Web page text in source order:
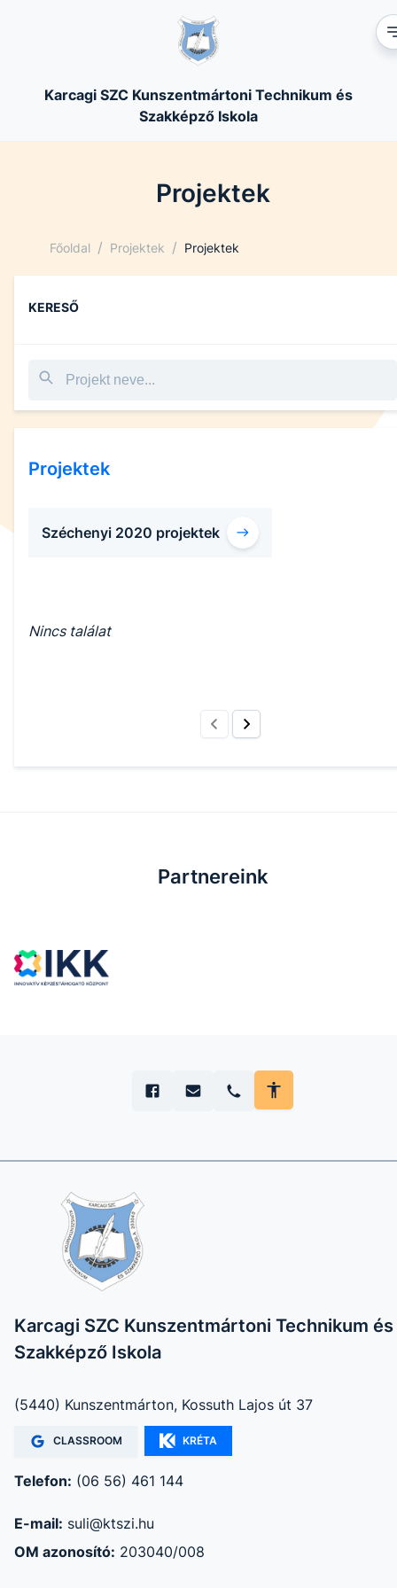
Karcagi SZC Kunszentmártoni Technikum és
Szakképző Iskola
Projektek
Főoldal / Projektek / Projektek
KERESŐ
Projektek
Széchenyi 2020 projektek
Nincs találat
Partnereink
Karcagi SZC Kunszentmártoni Technikum és
Szakképző Iskola
(5440) Kunszentmárton, Kossuth Lajos út 37
CLASSROOM KRÉTA
Telefon: (06 56) 461 144
E-mail: suli@ktszi.hu
OM azonosító: 203040/008